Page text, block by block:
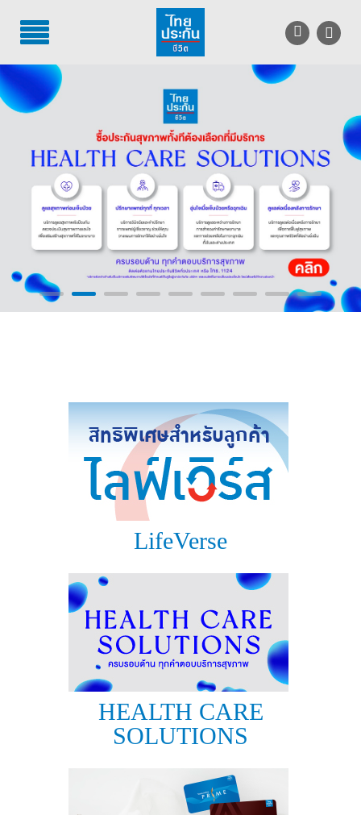
TH
บริการลูกค้า
บริการตัวแทน
รู้จักไทยประกันชีวิต
นักลงทุนสัมพันธ์
เพื่อสังคมไทย
ติดต่อไทยประกันชีวิต
แบบประกันที่เหมาะกับช่วงอายุ
เปรียบเทียบแบบประกัน
เลือกแบบประกันที่เหมาะกับคุณ
TL Learning Center
LifeVerse
HEALTH CARE
SOLUTIONS